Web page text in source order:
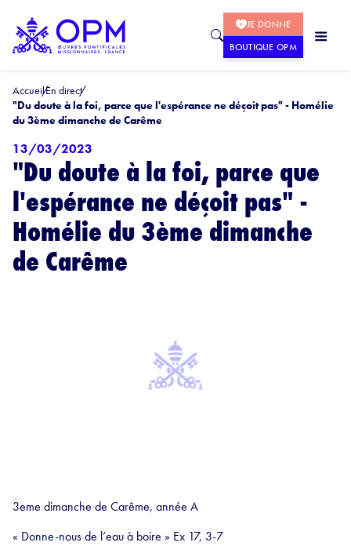
JE DONNE
BOUTIQUE OPM
AccueilEn direct
"Du doute à la foi, parce que l'espérance ne déçoit pas" - Homélie
du 3ème dimanche de Carême
13/03/2023
"Du doute à la foi, parce que
l'espérance ne déçoit pas" -
Homélie du 3ème dimanche
de Carême
3eme dimanche de Carême, année A
« Donne-nous de l’eau à boire » Ex 17, 3-7